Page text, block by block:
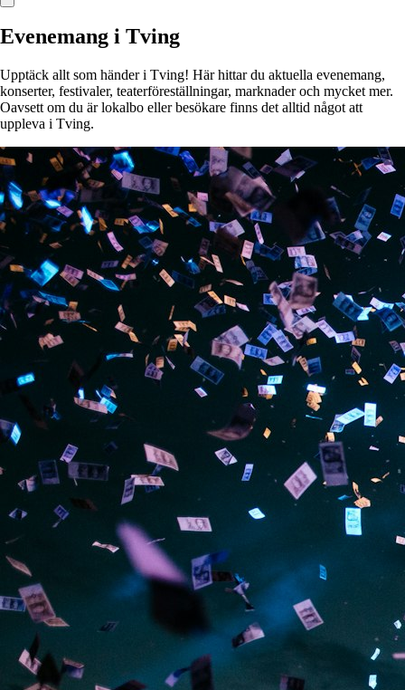
Evenemang i Tving
Upptäck allt som händer i Tving! Här hittar du aktuella evenemang,
konserter, festivaler, teaterföreställningar, marknader och mycket mer.
Oavsett om du är lokalbo eller besökare finns det alltid något att
uppleva i Tving.